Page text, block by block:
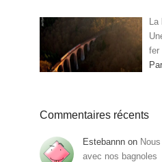
La
fer
Commentaires récents
Estebannn on
avec nos bagnoles